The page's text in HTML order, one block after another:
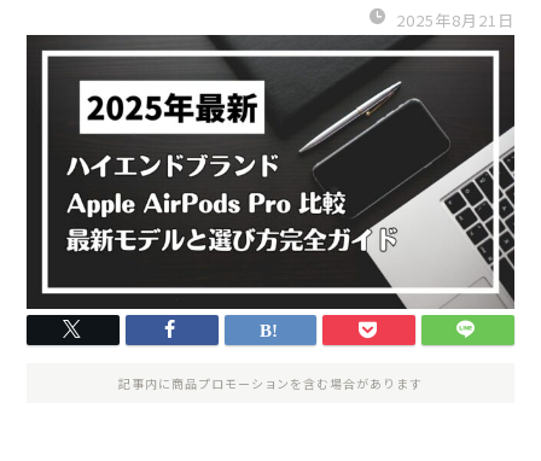
2025年8月21日
記事内に商品プロモーションを含む場合があります